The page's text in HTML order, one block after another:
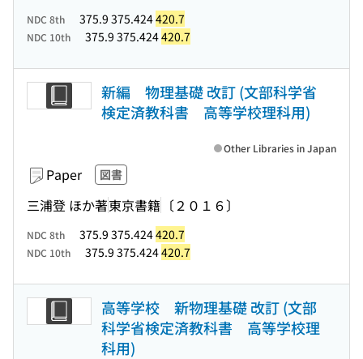
NDC 8th 375.9 375.424420.7
NDC 10th 375.9 375.424420.7
新編 物理基礎 改訂 (文部科学省
検定済教科書 高等学校理科用)
Paper 図書
三浦登 ほか著東京書籍 〔２０１６〕
Other Libraries in Japan
NDC 8th 375.9 375.424420.7
NDC 10th 375.9 375.424420.7
高等学校 新物理基礎 改訂 (文部
科学省検定済教科書 高等学校理
科用)